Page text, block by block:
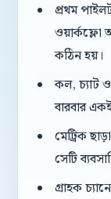
প্রথম
কঠিন হয়।
কল, চ্যাট
বারবার
মেট্রিক
সেটি
গ্রাহক